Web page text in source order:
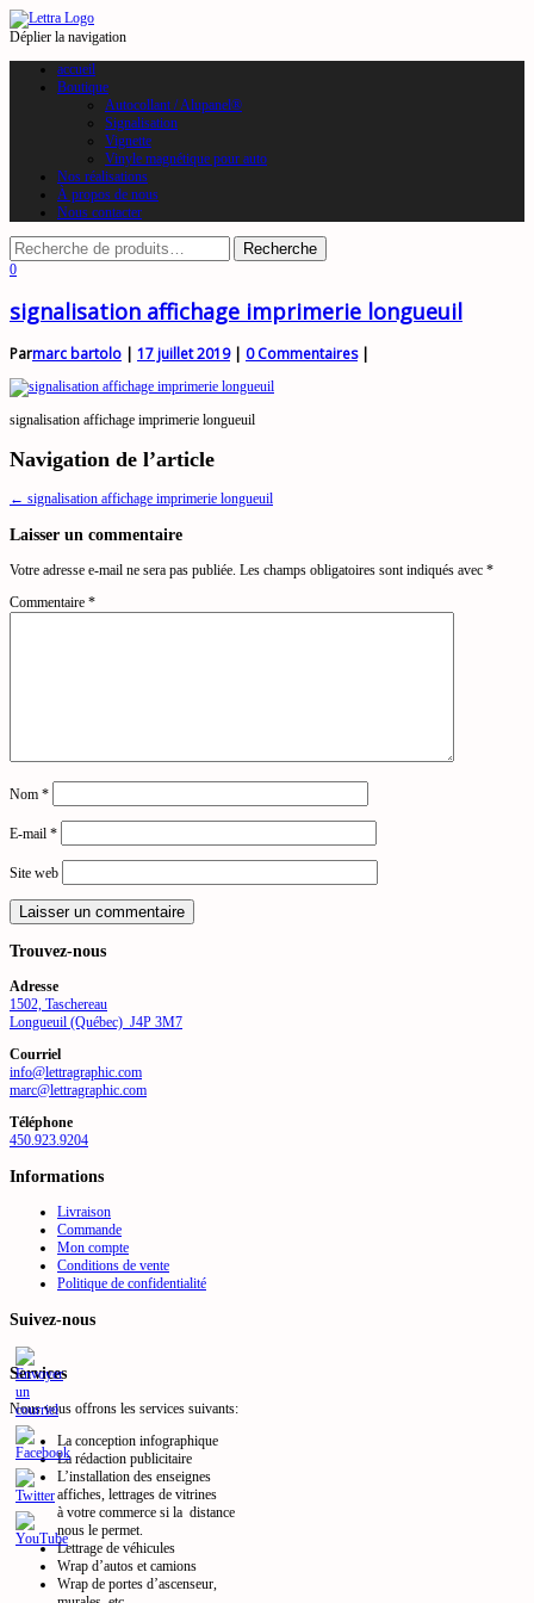
Déplier la navigation
accueil
Boutique
Autocollant / Alupanel®
Signalisation
Vignette
Vinyle magnétique pour auto
Nos réalisations
À propos de nous
Nous contacter
0
signalisation affichage imprimerie longueuil
Parmarc bartolo | 17 juillet 2019| 0 Commentaires|
signalisation affichage imprimerie longueuil
Navigation de l’article
← signalisation affichage imprimerie longueuil
Laisser un commentaire
Votre adresse e-mail ne sera pas publiée. Les champs obligatoires sont indiqués avec *
Commentaire *
Nom *
E-mail *
Site web
Trouvez-nous
Adresse
1502, Taschereau
Longueuil (Québec) J4P 3M7
Courriel
info@lettragraphic.com
marc@lettragraphic.com
Téléphone
450.923.9204
Informations
Livraison
Commande
Mon compte
Conditions de vente
Politique de confidentialité
Suivez-nous
Services
Nous vous offrons les services suivants:
La conception infographique
La rédaction publicitaire
L’installation des enseignes
affiches, lettrages de vitrines
à votre commerce si la distance
nous le permet.
Lettrage de véhicules
Wrap d’autos et camions
Wrap de portes d’ascenseur,